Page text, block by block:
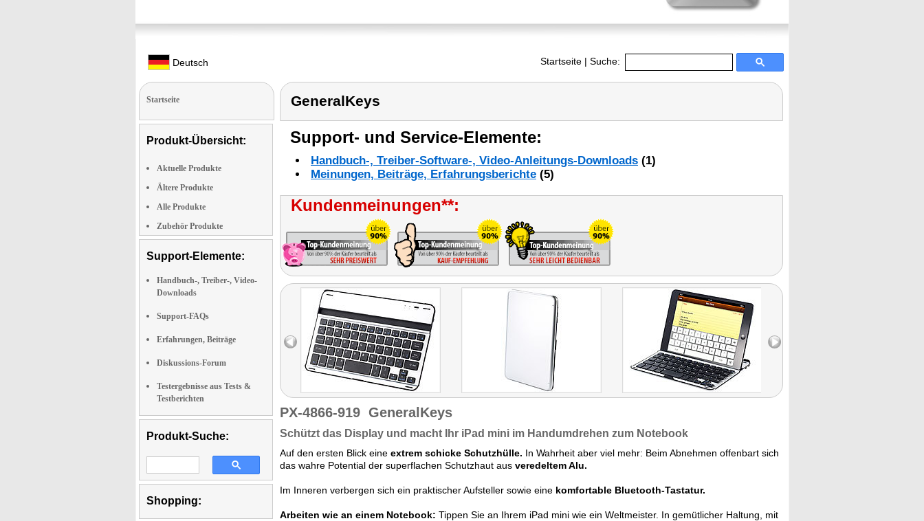
Deutsch Startseite | Suche:
Startseite
Produkt-Übersicht:
Aktuelle Produkte
Ältere Produkte
Alle Produkte
Zubehör Produkte
Support-Elemente:
Handbuch-, Treiber-, Video-
Downloads
Support-FAQs
Erfahrungen, Beiträge
Diskussions-Forum
Testergebnisse aus Tests &
Testberichten
Produkt-Suche:
Shopping:
GeneralKeys
Support- und Service-Elemente:
Handbuch-, Treiber-Software-, Video-Anleitungs-Downloads (1)
Meinungen, Beiträge, Erfahrungsberichte (5)
Kundenmeinungen**:
PX-4866-919 GeneralKeys
Schützt das Display und macht Ihr iPad mini im Handumdrehen zum Notebook
Auf den ersten Blick eine extrem schicke Schutzhülle. In Wahrheit aber viel mehr: Beim Abnehmen offenbart sich
das wahre Potential der superflachen Schutzhaut aus veredeltem Alu.
Im Inneren verbergen sich ein praktischer Aufsteller sowie eine komfortable Bluetooth-Tastatur.
Arbeiten wie an einem Notebook: Tippen Sie an Ihrem iPad mini wie ein Weltmeister. In gemütlicher Haltung, mit